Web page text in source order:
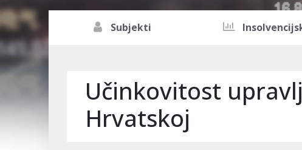
Subjekti
Učinkovitost
Hrvatskoj